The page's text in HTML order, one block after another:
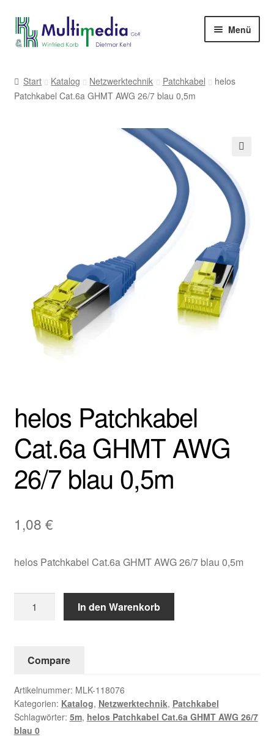
Zur
Navigation
Zum
Inhalt
Menü
Start Katalog Netzwerktechnik Patchkabel
helos
Patchkabel Cat.6a GHMT AWG 26/7 blau 0,5m
helos Patchkabel
Cat.6a GHMT AWG
26/7 blau 0,5m
1,08 €
helos Patchkabel Cat.6a GHMT AWG 26/7 blau 0,5m
Patchkabel
AWG
blau
0,5m
Menge
In den Warenkorb
Compare
Artikelnummer: MLK-118076
Kategorien: Katalog, Netzwerktechnik, Patchkabel
Schlagwörter: 5m, helos Patchkabel Cat.6a GHMT AWG 26/7
blau 0